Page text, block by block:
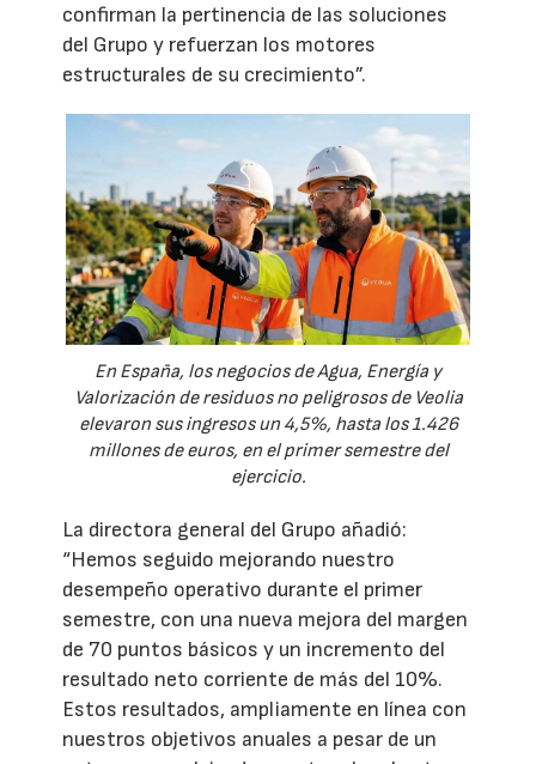
confirman la pertinencia de las soluciones
del Grupo y refuerzan los motores
estructurales de su crecimiento”.
En España, los negocios de Agua, Energía y
Valorización de residuos no peligrosos de Veolia
elevaron sus ingresos un 4,5%, hasta los 1.426
millones de euros, en el primer semestre del
ejercicio.
La directora general del Grupo añadió:
“Hemos seguido mejorando nuestro
desempeño operativo durante el primer
semestre, con una nueva mejora del margen
de 70 puntos básicos y un incremento del
resultado neto corriente de más del 10%.
Estos resultados, ampliamente en línea con
nuestros objetivos anuales a pesar de un